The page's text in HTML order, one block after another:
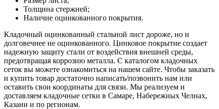
Толщина стержней;
Наличие оцинкованного покрытия.
Кладочный оцинкованный стальной лист дороже, но и
долговечнее не оцинкованного. Цинковое покрытие создает
надежную защиту стали от воздействия внешней среды,
предотвращая коррозию металла. С каталогом кладочных
сеток вы можете ознакомиться на нашем сайте. Чтобы заказать
и купить товар достаточно написать/позвонить нам или
оставить свои координаты для связи. Мы реализуем и
доставляем кладочные сетки в Самаре, Набережных Челнах,
Казани и по регионам.